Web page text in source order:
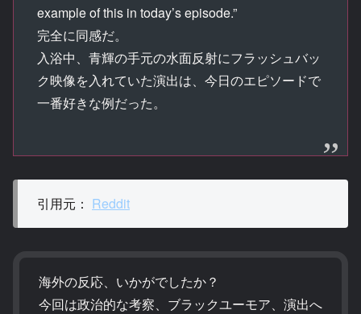
example of this in today’s episode.”
完全に同感だ。
入浴中、青輝の手元の水面反射にフラッシュバッ
ク映像を入れていた演出は、今日のエピソードで
一番好きな例だった。
引用元： Reddit
海外の反応、いかがでしたか？
今回は政治的な考察、ブラックユーモア、演出へ